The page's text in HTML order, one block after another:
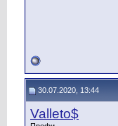
30.07.2020, 13:44
Valleto$